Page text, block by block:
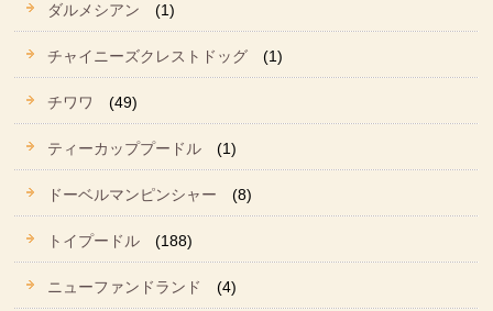
ダルメシアン (1)
チャイニーズクレストドッグ (1)
チワワ (49)
ティーカッププードル (1)
ドーベルマンピンシャー (8)
トイプードル (188)
ニューファンドランド (4)